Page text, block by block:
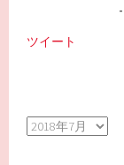
ツイート
ア